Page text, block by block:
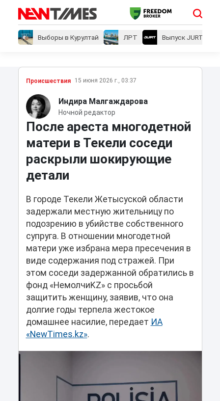
Выборы в Курултай ЛРТ Выпуск JURT
Проиcшествия 15 июня 2026 г., 03:37
Индира Малгаждарова
Ночной редактор
После ареста многодетной
матери в Текели соседи
раскрыли шокирующие
детали
В городе Текели Жетысуской области
задержали местную жительницу по
подозрению в убийстве собственного
супруга. В отношении многодетной
матери уже избрана мера пресечения в
виде содержания под стражей. При
этом соседи задержанной обратились в
фонд «НемолчиKZ» с просьбой
защитить женщину, заявив, что она
долгие годы терпела жестокое
домашнее насилие, передает ИА
«NewTimes.kz».